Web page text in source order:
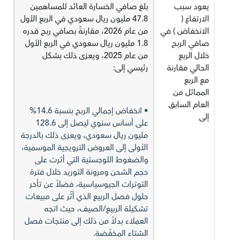
يعود سبب
الارتفاع (
الانخفاض ) في
صافي الربح
خلال الربع
الحالي مقارنة
مع الربع
المماثل من
العام السابق
إلى
بلغ صافي الخسارة العائد للمساهمين
47.8 مليون ريال سعودي في الربع الأول
من عام 2026، مقارنةً بصافي ربح قدره
1.8 مليون ريال سعودي في الربع الأول
من عام 2025، ويعزى ذلك بشكل
رئيسي إلى:
• انخفاض إجمالي الربح بنسبة 14.6%
على أساس سنوي ليصل إلى 128.6
مليون ريال سعودي، ويعزى ذلك بالدرجة
الأولى إلى العروض الترويجية الموسمية،
والضغوط اللوجستية التي أثرت على
حجم الشحن ومرونة التوريد خلال فترة
التوترات الجيوسياسية، فضلاً عن تأخر
حلول فصل الربيع الذي أثّر على مبيعات
تشكيلة الربيع/الصيف، حيث اتجه
العملاء بدلاً من ذلك إلى منتجات فصل
الشتاء المخفّضة.